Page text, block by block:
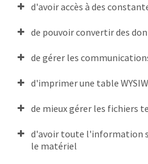
La POO sous WinDev.
Keltsma
passer d’une
la gestion La POO – Le
d'avoir accès à des
de pouvoir convertir des
de gérer les
d'imprimer une table
de mieux gérer les fichiers
d'avoir toute l'information
le matériel